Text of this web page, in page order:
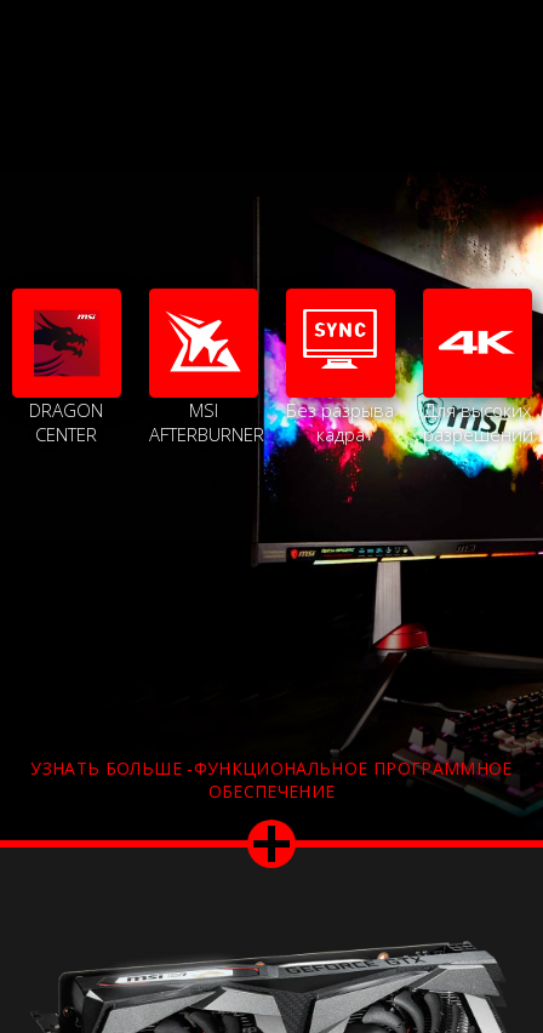
DRAGON
CENTER
MSI
AFTERBURNER
Без разрыва
кадра
Для высоких
разрешений
УЗНАТЬ БОЛЬШЕ -ФУНКЦИОНАЛЬНОЕ ПРОГРАММНОЕ
ОБЕСПЕЧЕНИЕ